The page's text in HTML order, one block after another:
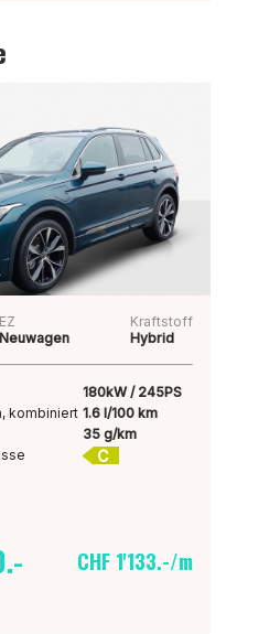
EZ
Neuwagen
Kraftstoff
Hybrid
180kW / 245PS
kombiniert 1.6 l/100 km
35 g/km
C
CHF 1'133.-/m